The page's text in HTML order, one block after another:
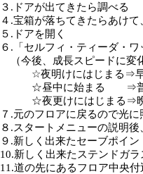
３.ドアが出てきたら調べる
４.宝箱が落ちてきたらあけ
５.ドアを開く
６.「セルフィ・ティーダ・
（今後、成長スピードに変
☆夜明けにはじまる⇒
☆昼中に始まる ⇒
☆夜更けにはじまる⇒
７.元のフロアに戻るので光
８.スタートメニューの説明
９.新しく出来たセーブポイ
10.新しく出来たステンドガ
11.道の先にあるフロア中央付